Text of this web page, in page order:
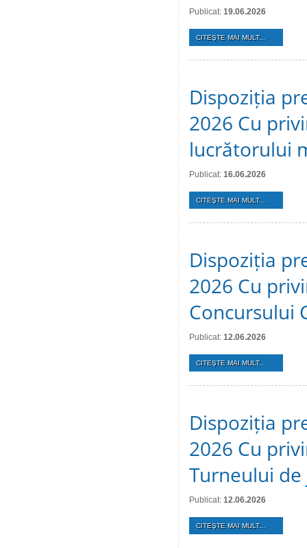
Publicat: 19.06.2026
CITEŞTE MAI MULT...
Dispoziția
2026 Cu
lucrătorului
Publicat: 16.06.2026
CITEŞTE MAI MULT...
Dispoziția
2026 Cu
Concursului
Publicat: 12.06.2026
CITEŞTE MAI MULT...
Dispoziția
2026 Cu
Turneului de
Publicat: 12.06.2026
CITEŞTE MAI MULT...